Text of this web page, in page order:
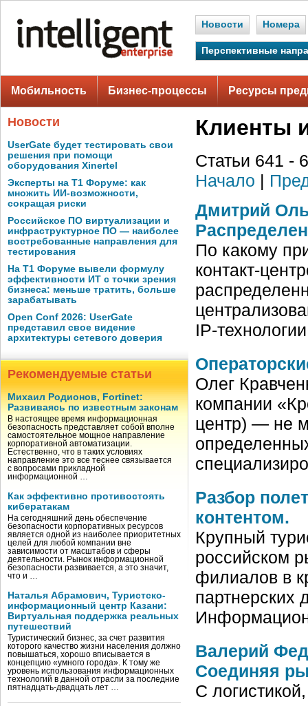
Новости Номера
Перспективные
Мобильность Бизнес-процессы Ресурсы
Новости
UserGate будет тестировать свои
решения при помощи
оборудования Xinertel
Эксперты на Т1 Форуме: как
множить ИИ-возможности,
сокращая риски
Российское ПО виртуализации и
инфраструктурное ПО — наиболее
востребованные направления для
тестирования
На Т1 Форуме вывели формулу
эффективности ИТ с точки зрения
бизнеса: меньше тратить, больше
зарабатывать
Open Conf 2026: UserGate
представил свое видение
архитектуры сетевого доверия
Рекомендуемые статьи
Михаил Родионов, Fortinet:
Развиваясь по известным законам
В настоящее время информационная
безопасность представляет собой вполне
самостоятельное мощное направление
корпоративной автоматизации.
Естественно, что в таких условиях
направление это все теснее связывается
с вопросами прикладной
информационной …
Как эффективно противостоять
кибератакам
На сегодняшний день обеспечение
безопасности корпоративных ресурсов
является одной из наиболее приоритетных
целей для любой компании вне
зависимости от масштабов и сферы
деятельности. Рынок информационной
безопасности развивается, а это значит,
что и …
Наталья Абрамович, Туристско-
информационный центр Казани:
Виртуальная поддержка реальных
путешествий
Туристический бизнес, за счет развития
которого качество жизни населения должно
повышаться, хорошо вписывается в
концепцию «умного города». К тому же
уровень использования информационных
технологий в данной отрасли за последние
пятнадцать-двадцать лет …
Клиенты
Статьи 641 -
Начало |
Дмитрий
По какому
контакт-
IP-
Олег
компании
центр) — не
Разбор
контентом.
Крупный
российском
филиалов в
партнерских
Валерий
Соединяя
С